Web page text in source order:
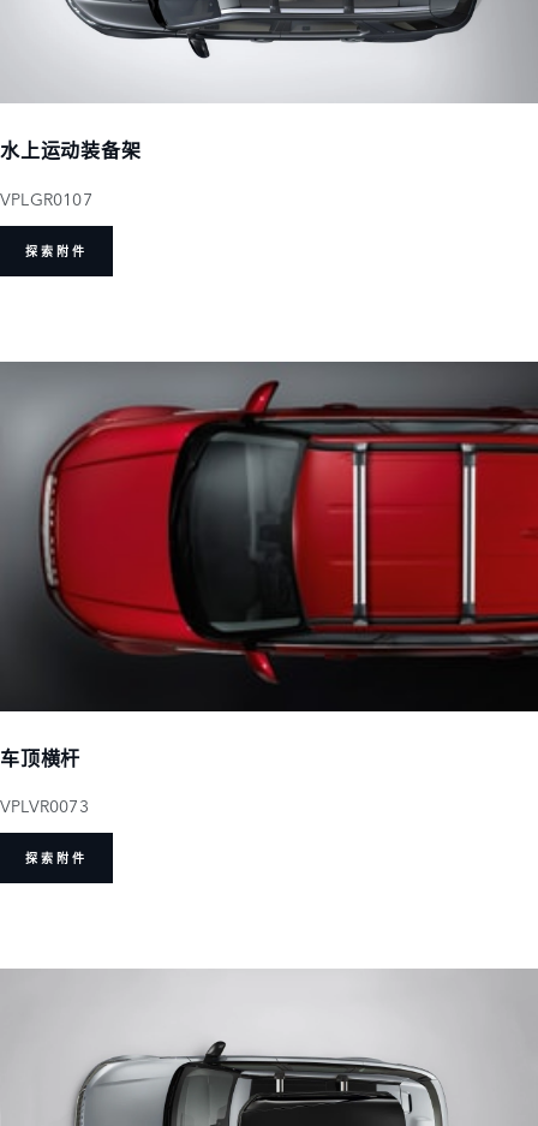
水上运动装备架
VPLGR0107
探索附件
车顶横杆
VPLVR0073
探索附件